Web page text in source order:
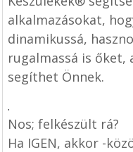
alkalmazásokat,
dinamikussá,
rugalmassá is őket,
segíthet Önnek.
.
Nos; felkészült rá?
Ha IGEN, akkor -